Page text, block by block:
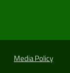
Media Policy